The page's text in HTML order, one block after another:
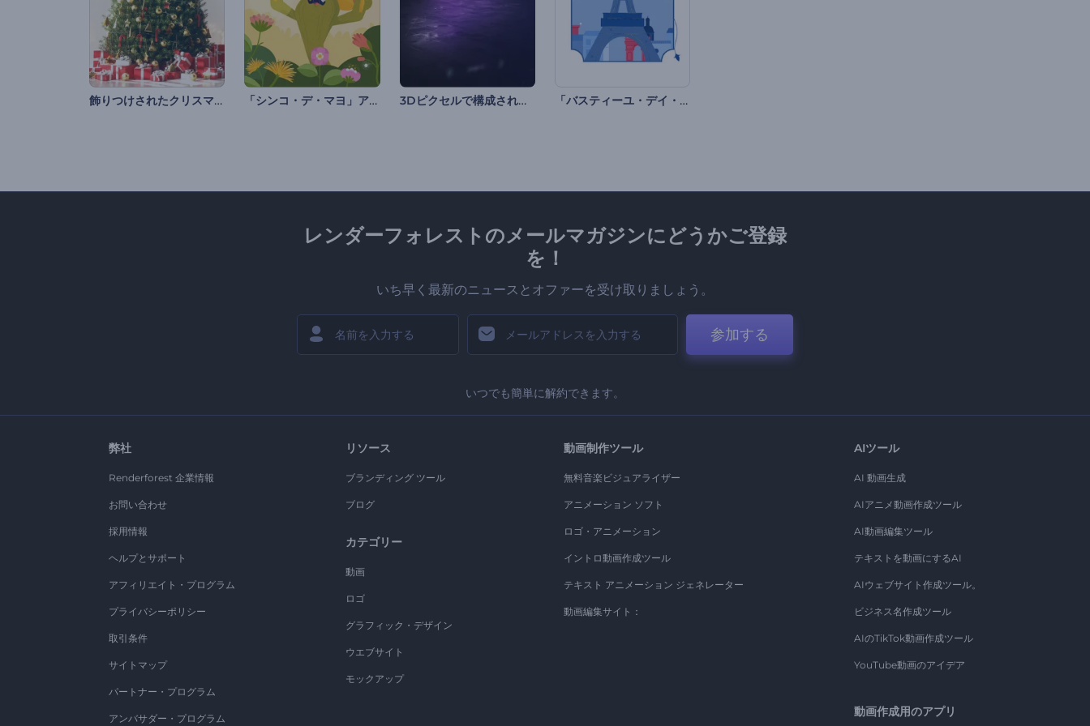
飾りつけされたクリスマスツリーのオープニング動画 「シンコ・デ・マヨ」アニメーション 3Dピクセルで構成されたイントロ動画 「バスティーユ・デイ・リール」のセット
レンダーフォレストのメールマガジンにどうかご登録
を！
いち早く最新のニュースとオファーを受け取りましょう。
参加する
いつでも簡単に解約できます。
弊社
Renderforest 企業情報
お問い合わせ
採用情報
ヘルプとサポート
アフィリエイト・プログラム
プライバシーポリシー
取引条件
サイトマップ
パートナー・プログラム
アンバサダー・プログラム
リソース
ブランディング ツール
ブログ
カテゴリー
動画
ロゴ
グラフィック・デザイン
ウエブサイト
モックアップ
動画制作ツール
無料音楽ビジュアライザー
アニメーション ソフト
ロゴ・アニメーション
イントロ動画作成ツール
テキスト アニメーション ジェネレーター
動画編集サイト：
AIツール
AI 動画生成
AIアニメ動画作成ツール
AI動画編集ツール
テキストを動画にするAI
AIウェブサイト作成ツール。
ビジネス名作成ツール
AIのTikTok動画作成ツール
YouTube動画のアイデア
動画作成用のアプリ